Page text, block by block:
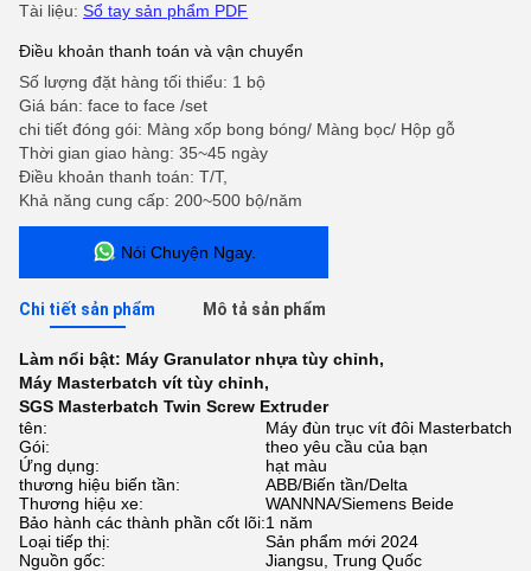
Tài liệu: Sổ tay sản phẩm PDF
Điều khoản thanh toán và vận chuyển
Số lượng đặt hàng tối thiểu: 1 bộ
Giá bán: face to face /set
chi tiết đóng gói: Màng xốp bong bóng/ Màng bọc/ Hộp gỗ
Thời gian giao hàng: 35~45 ngày
Điều khoản thanh toán: T/T,
Khả năng cung cấp: 200~500 bộ/năm
Nói Chuyện Ngay.
Chi tiết sản phẩm Mô tả sản phẩm
Làm nổi bật: Máy Granulator nhựa tùy chỉnh,
Máy Masterbatch vít tùy chỉnh,
SGS Masterbatch Twin Screw Extruder
tên:
Máy đùn trục vít đôi Masterbatch
Gói:
theo yêu cầu của bạn
Ứng dụng:
hạt màu
thương hiệu biến tần:
ABB/Biến tần/Delta
Thương hiệu xe:
WANNNA/Siemens Beide
Bảo hành các thành phần cốt lõi:1 năm
Loại tiếp thị:
Sản phẩm mới 2024
Nguồn gốc:
Jiangsu, Trung Quốc